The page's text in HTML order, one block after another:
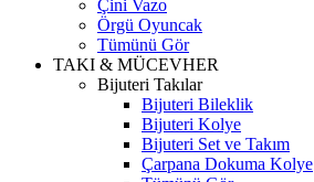
Çini Vazo
Örgü Oyuncak
Tümünü Gör
TAKI & MÜCEVHER
Bijuteri Takılar
Bijuteri Bileklik
Bijuteri Kolye
Bijuteri Set ve Takım
Çarpana Dokuma Kolye